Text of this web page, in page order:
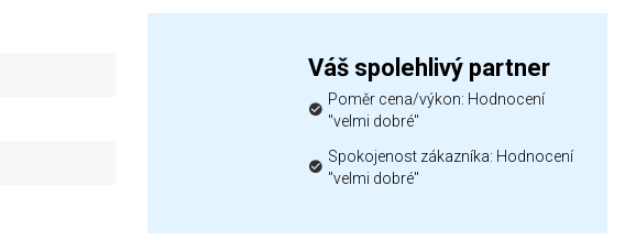
Váš spolehlivý partner
Poměr cena/výkon: Hodnocení
"velmi dobré"
Spokojenost zákazníka: Hodnocení
"velmi dobré"